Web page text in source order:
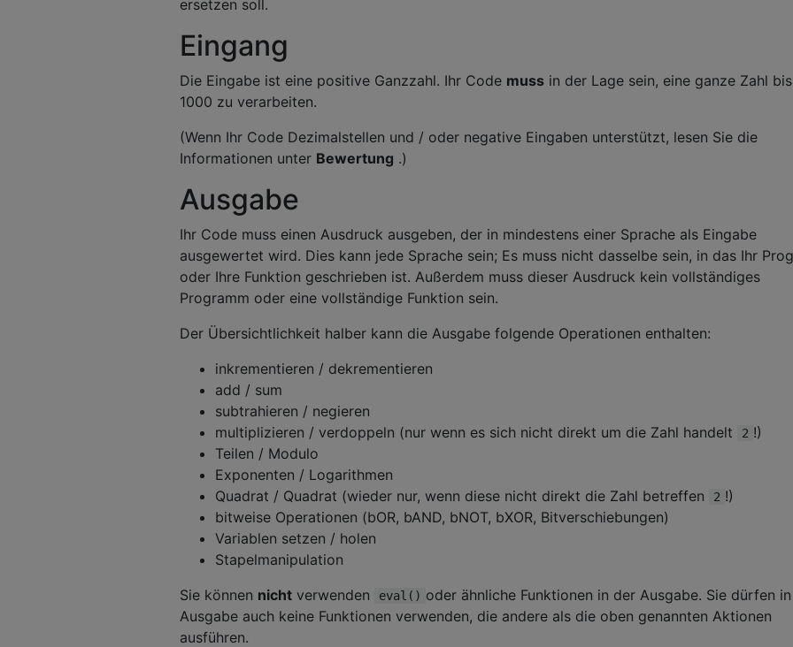
ersetzen soll.
Eingang
Die Eingabe ist eine positive Ganzzahl. Ihr Code muss in der Lage sein, eine ganze Zahl
1000 zu verarbeiten.
(Wenn Ihr Code Dezimalstellen und / oder negative Eingaben unterstützt, lesen Sie die
Informationen unter Bewertung .)
Ausgabe
Ihr Code muss einen Ausdruck ausgeben, der in mindestens einer Sprache als Eingabe
ausgewertet wird. Dies kann jede Sprache sein; Es muss nicht dasselbe sein, in das Ihr
oder Ihre Funktion geschrieben ist. Außerdem muss dieser Ausdruck kein vollständiges
Programm oder eine vollständige Funktion sein.
Der Übersichtlichkeit halber kann die Ausgabe folgende Operationen enthalten:
inkrementieren / dekrementieren
add / sum
subtrahieren / negieren
multiplizieren / verdoppeln (nur wenn es sich nicht direkt um die Zahl handelt
2 !)
Teilen / Modulo
Exponenten / Logarithmen
Quadrat / Quadrat (wieder nur, wenn diese nicht direkt die Zahl betreffen
2 !)
bitweise Operationen (bOR, bAND, bNOT, bXOR, Bitverschiebungen)
Variablen setzen / holen
Stapelmanipulation
Sie können nicht verwenden eval() oder ähnliche Funktionen in der Ausgabe. Sie dürfen
Ausgabe auch keine Funktionen verwenden, die andere als die oben genannten Aktionen
ausführen.